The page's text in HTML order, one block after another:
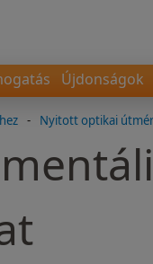
Újdonságok
- Nyitott optikai